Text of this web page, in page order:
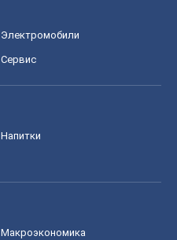
Электромобили
Сервис
Напитки
Mакроэкономика